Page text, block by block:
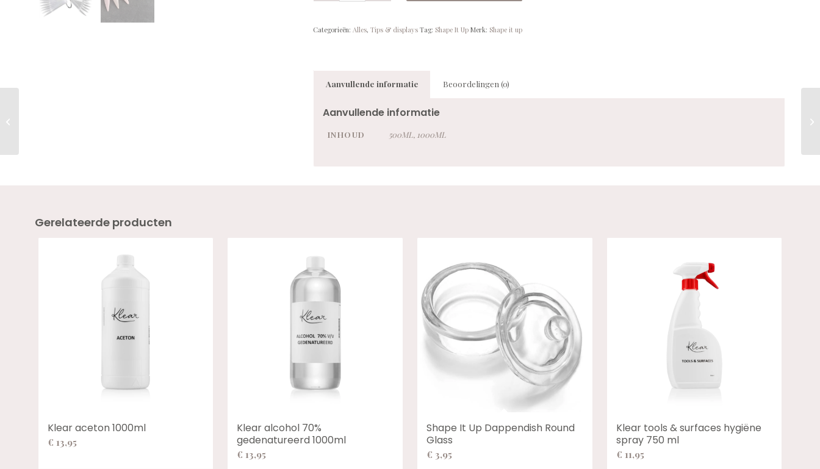
Categorieën: Alles, Tips & displays Tag: Shape It Up Merk: Shape it up
Aanvullende informatie Beoordelingen (0)
Aanvullende informatie
INHOUD 500ML, 1000ML
Gerelateerde producten
Klear aceton 1000ml
€ 13,95
Klear alcohol 70%
gedenatureerd 1000ml
€ 13,95
Shape It Up Dappendish Round
Glass
€ 3,95
Klear tools & surfaces hygiëne
spray 750 ml
€ 11,95